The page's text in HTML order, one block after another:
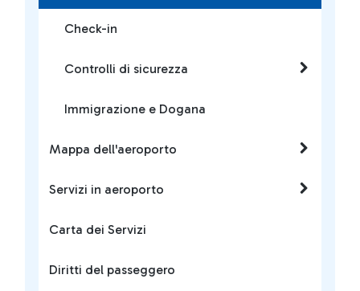
Check-in
Controlli di sicurezza
Immigrazione e Dogana
Mappa dell'aeroporto
Servizi in aeroporto
Carta dei Servizi
Diritti del passeggero